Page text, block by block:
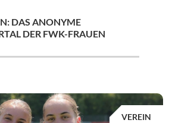
DAS ANONYME
DER FWK-FRAUEN
VEREIN